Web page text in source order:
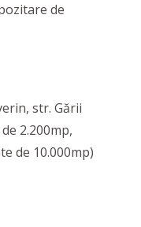
de
str. Gării
2.200mp,
de 10.000mp)